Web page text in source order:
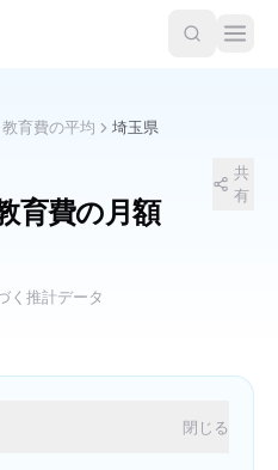
育費の平均 埼玉県
育費の月額
く推計データ
共
有
閉じる